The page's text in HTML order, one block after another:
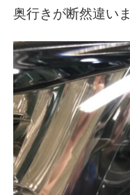
奥行きが断然違いま